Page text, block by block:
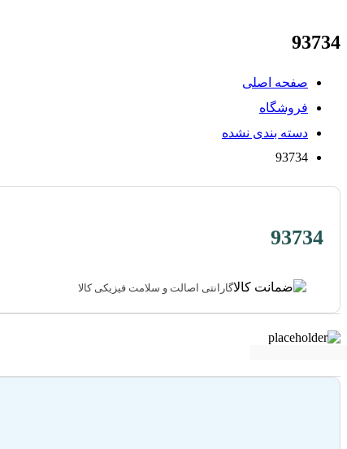
93734
صفحه اصلی
فروشگاه
دسته بندی نشده
93734
93734
گارانتی اصالت و سلامت فیزیکی کالا